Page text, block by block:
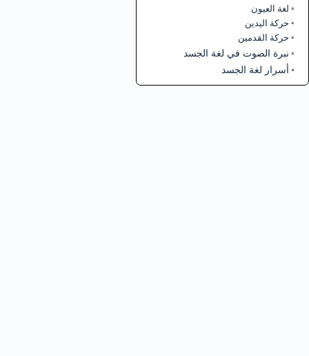
لغة العيون
حركة اليدين
حركة القدمين
نبرة الصوت في لغة الجسد
أسرار لغة الجسد